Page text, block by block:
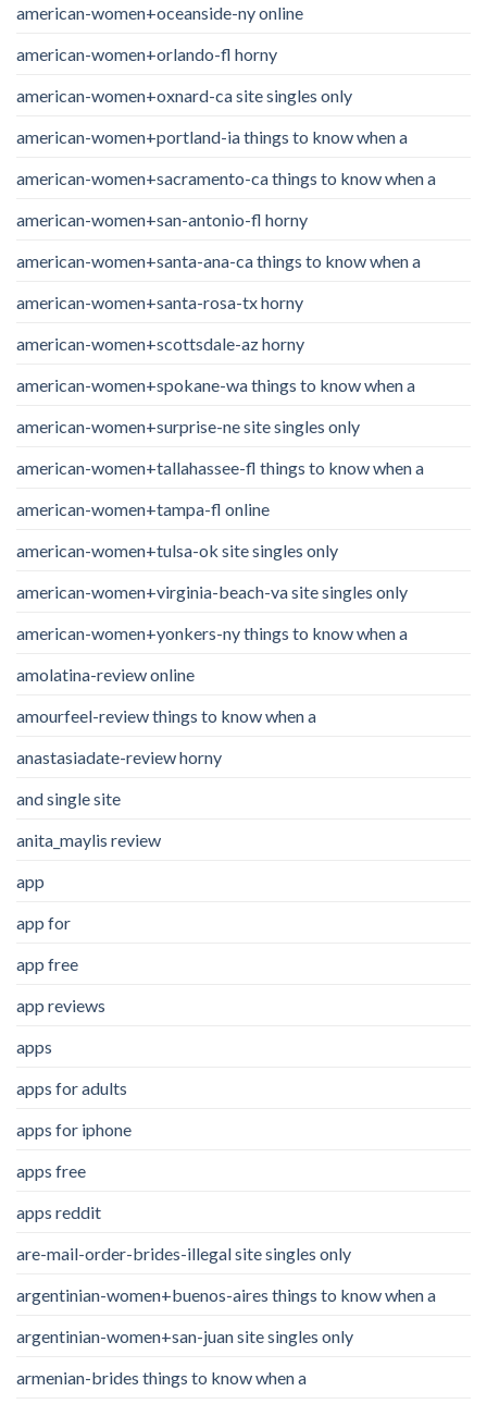
american-women+oceanside-ny online
american-women+orlando-fl horny
american-women+oxnard-ca site singles only
american-women+portland-ia things to know when a
american-women+sacramento-ca things to know when a
american-women+san-antonio-fl horny
american-women+santa-ana-ca things to know when a
american-women+santa-rosa-tx horny
american-women+scottsdale-az horny
american-women+spokane-wa things to know when a
american-women+surprise-ne site singles only
american-women+tallahassee-fl things to know when a
american-women+tampa-fl online
american-women+tulsa-ok site singles only
american-women+virginia-beach-va site singles only
american-women+yonkers-ny things to know when a
amolatina-review online
amourfeel-review things to know when a
anastasiadate-review horny
and single site
anita_maylis review
app
app for
app free
app reviews
apps
apps for adults
apps for iphone
apps free
apps reddit
are-mail-order-brides-illegal site singles only
argentinian-women+buenos-aires things to know when a
argentinian-women+san-juan site singles only
armenian-brides things to know when a